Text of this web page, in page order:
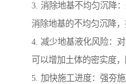
3. 消除地基不均匀沉降
消除地基的不均匀沉降
4. 减少地基液化风险：
可以增加土体的密实度
5. 加快施工进度：强夯